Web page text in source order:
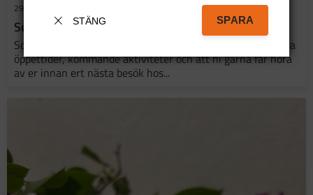
29 juni 2026
Semestertider
Sommaren är här och vi vill passa på att informera om våra
öppettider, kommande aktiviteter och att ni gärna får höra
av er innan ert nästa besök hos...
STÄNG SPARA